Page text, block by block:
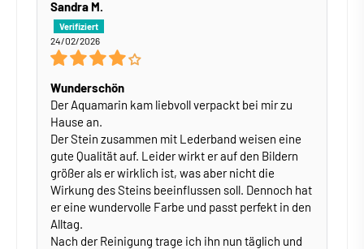
Sandra M.
24/02/2026
Wunderschön
Der Aquamarin kam liebvoll verpackt bei mir zu
Hause an.
Der Stein zusammen mit Lederband weisen eine
gute Qualität auf. Leider wirkt er auf den Bildern
größer als er wirklich ist, was aber nicht die
Wirkung des Steins beeinflussen soll. Dennoch hat
er eine wundervolle Farbe und passt perfekt in den
Alltag.
Nach der Reinigung trage ich ihn nun täglich und